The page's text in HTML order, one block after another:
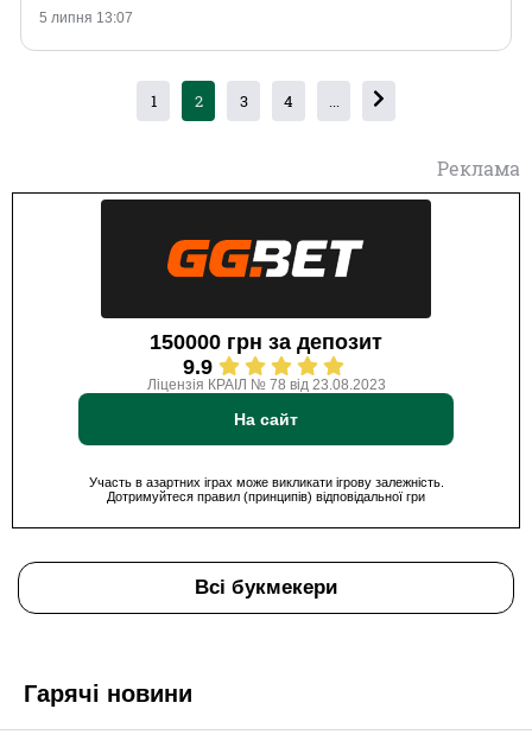
5 липня 13:07
1 2 3 4 ...
Реклама
150000 грн за депозит
9.9
Ліцензія КРАІЛ № 78 від 23.08.2023
На сайт
Участь в азартних іграх може викликати ігрову залежність.
Дотримуйтеся правил (принципів) відповідальної гри
Всі букмекери
Гарячі новини